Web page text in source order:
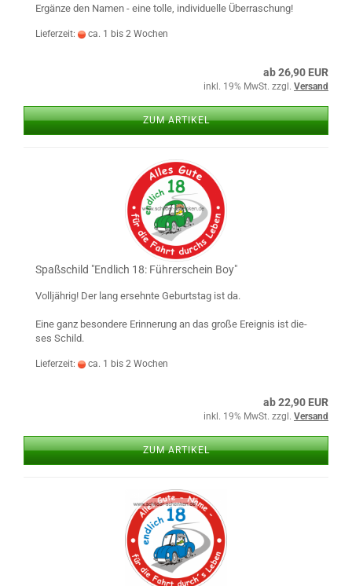
Er­gän­ze den Namen - eine tolle, in­di­vi­du­el­le Über­ra­schung!
Lieferzeit: ca. 1 bis 2 Wochen
ab 26,90 EUR
inkl. 19% MwSt. zzgl. Versand
ZUM ARTIKEL
Spaß­schild "End­lich 18: Füh­rer­schein Boy"
Voll­jäh­rig! Der lang er­sehn­te Ge­burts­tag ist da.
Eine ganz be­son­de­re Er­in­ne­rung an das große Er­eig­nis ist die­
ses Schild.
Lieferzeit: ca. 1 bis 2 Wochen
ab 22,90 EUR
inkl. 19% MwSt. zzgl. Versand
ZUM ARTIKEL